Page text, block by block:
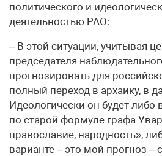
политического и
деятельностью РАО:
– В этой ситуации, учитывая
председателя
прогнозировать для
полный переход в архаику, в
Идеологически он будет либо
по старой формуле графа
православие, народность»,
варианте – это мой прогноз –